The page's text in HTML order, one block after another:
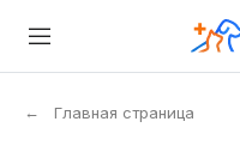
← Главная страница